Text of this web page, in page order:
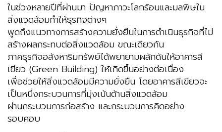
ในช่วงหลายปีที่ผ่านมา ปัญหาภาวะโลกร้อนและมลพิษใน
สิ่งแวดล้อมทำให้ธุรกิจต่างๆ
พูดถึงแนวทางการสร้างความยั่งยืนในการดำเนินธุรกิจที่ไม่
สร้างผลกระทบต่อสิ่งแวดล้อม ขณะเดียวกัน
ภาคธุรกิจอสังหาริมทรัพย์ได้พยายามผลักดันให้อาคารสี
เขียว (Green Building) ให้เกิดขึ้นอย่างต่อเนื่อง
เพื่อช่วยให้สิ่งแวดล้อมมีความยั่งยืน โดยอาคารสีเขียวจะ
เป็นหนึ่งกระบวนการที่มุ่งเน้นด้านสิ่งแวดล้อม
ผ่านกระบวนการก่อสร้าง และกระบวนการคิดอย่าง
รอบคอบ